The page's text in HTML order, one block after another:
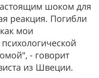
шоком для
реакция. Погибли
мои
- говорит
из Швеции.